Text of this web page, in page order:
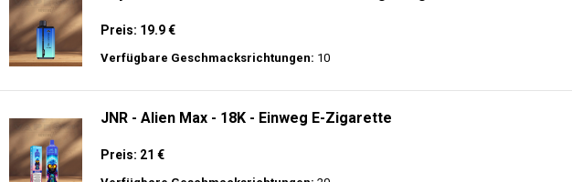
Preis: 19.9 €
Verfügbare Geschmacksrichtungen: 10
JNR - Alien Max - 18K - Einweg E-Zigarette
Preis: 21 €